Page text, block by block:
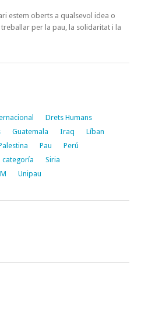
estem oberts a qualsevol idea o
per la pau, la solidaritat i la
Drets Humans
Guatemala Iraq
Líban
Pau
Perú
categoría
Siria
Unipau